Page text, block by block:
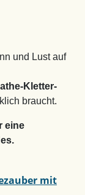
und Lust auf
Kletter-
braucht.
eine
mit